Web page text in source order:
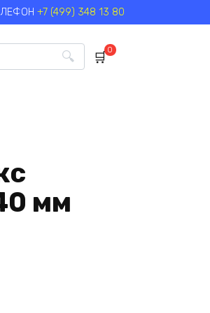
+7 (499) 348 13 80
0
мм